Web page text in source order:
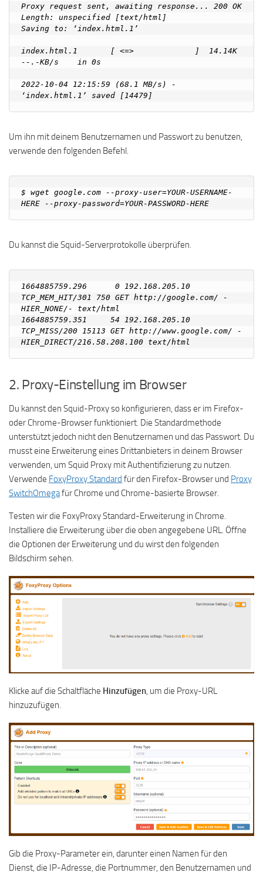
Proxy request sent, awaiting response... 200 OK
Length: unspecified [text/html]
Saving to: ‘index.html.1’
index.html.1       [ <=>             ]  14.14K
--.-KB/s    in 0s
2022-10-04 12:15:59 (68.1 MB/s) -
Um ihn mit deinem Benutzernamen und Passwort zu benutzen,
verwende den folgenden Befehl.
$ wget google.com --proxy-user=YOUR-USERNAME-
Du kannst die Squid-Serverprotokolle überprüfen.
1664885759.296      0 192.168.205.10
TCP_MEM_HIT/301 750 GET http://google.com/ -
HIER_NONE/- text/html
1664885759.351     54 192.168.205.10
TCP_MISS/200 15113 GET http://www.google.com/ -
2. Proxy-Einstellung im Browser
Du kannst den Squid-Proxy so konfigurieren, dass er im Firefox-
oder Chrome-Browser funktioniert. Die Standardmethode
unterstützt jedoch nicht den Benutzernamen und das Passwort. Du
musst eine Erweiterung eines Drittanbieters in deinem Browser
verwenden, um Squid Proxy mit Authentifizierung zu nutzen.
Verwende FoxyProxy Standard für den Firefox-Browser und Proxy
SwitchOmegafür Chrome und Chrome-basierte Browser.
Testen wir die FoxyProxy Standard-Erweiterung in Chrome.
Installiere die Erweiterung über die oben angegebene URL. Öffne
die Optionen der Erweiterung und du wirst den folgenden
Bildschirm sehen.
Klicke auf die Schaltfläche Hinzufügen, um die Proxy-URL
hinzuzufügen.
Gib die Proxy-Parameter ein, darunter einen Namen für den
Dienst, die IP-Adresse, die Portnummer, den Benutzernamen und